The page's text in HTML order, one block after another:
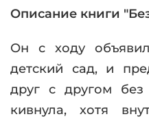
Описание книги
Он с ходу
детский сад, и
друг с другом без
кивнула, хотя